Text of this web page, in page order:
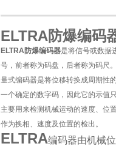
ELTRA防爆编码
ELTRA防爆编码器是将信号或数据
号，前者称为码盘，后者称为码尺
量式编码器是将位移转换成周期性
一个确定的数字码，因此它的示值
主要用来检测机械运动的速度、位
作为换相、速度及位置的检出。
ELTRA编码器由机械